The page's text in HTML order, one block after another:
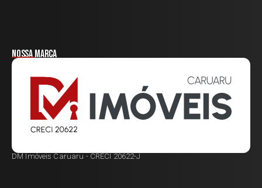
Nossa marca
DM Imóveis Caruaru - CRECI 20622-J